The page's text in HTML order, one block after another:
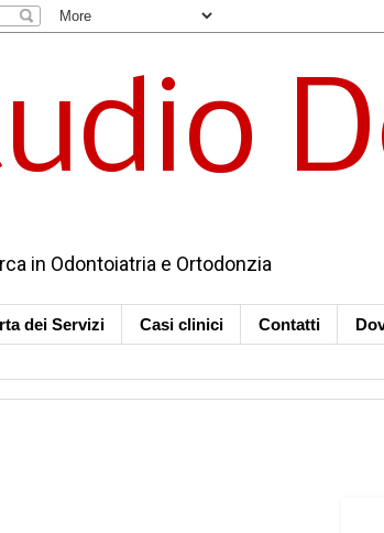
in Odontoiatria e Ortodonzia
dei Servizi Casi clinici Contatti